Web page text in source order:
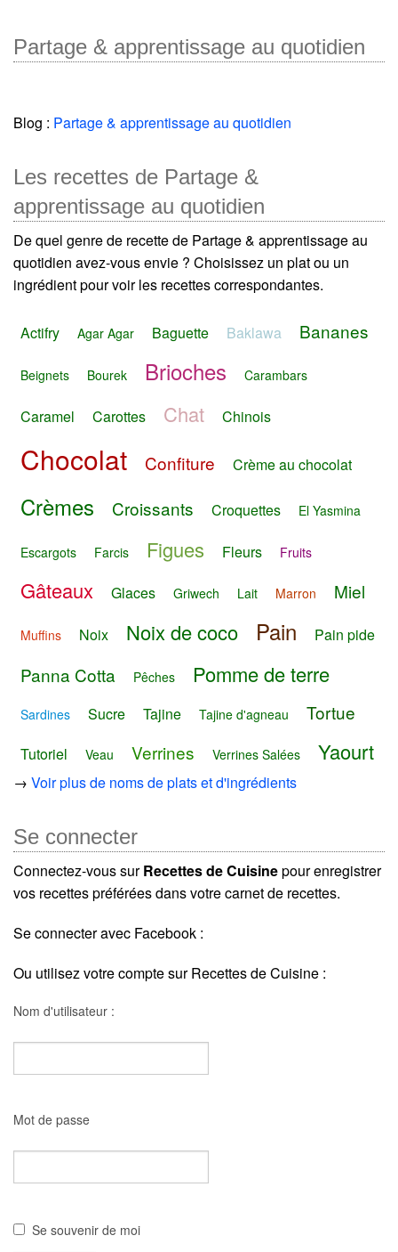
Partage & apprentissage au quotidien
Blog : Partage & apprentissage au quotidien
Les recettes de Partage &
apprentissage au quotidien
De quel genre de recette de Partage & apprentissage au
quotidien avez-vous envie ? Choisissez un plat ou un
ingrédient pour voir les recettes correspondantes.
Actifry Agar Agar Baguette Baklawa Bananes
Beignets Bourek Brioches Carambars
Caramel Carottes Chat Chinois
Chocolat Confiture Crème au chocolat
Crèmes Croissants Croquettes El Yasmina
Escargots Farcis Figues Fleurs Fruits
Gâteaux Glaces Griwech Lait Marron Miel
Muffins Noix Noix de coco Pain Pain pide
Panna Cotta Pêches Pomme de terre
Sardines Sucre Tajine Tajine d'agneau Tortue
Tutoriel Veau Verrines Verrines Salées Yaourt
→ Voir plus de noms de plats et d'ingrédients
Se connecter
Connectez-vous surRecettes de Cuisinepour enregistrer
vos recettes préférées dans votre carnet de recettes.
Se connecter avec Facebook :
Ou utilisez votre compte sur Recettes de Cuisine :
Nom d'utilisateur :
Mot de passe
Se souvenir de moi